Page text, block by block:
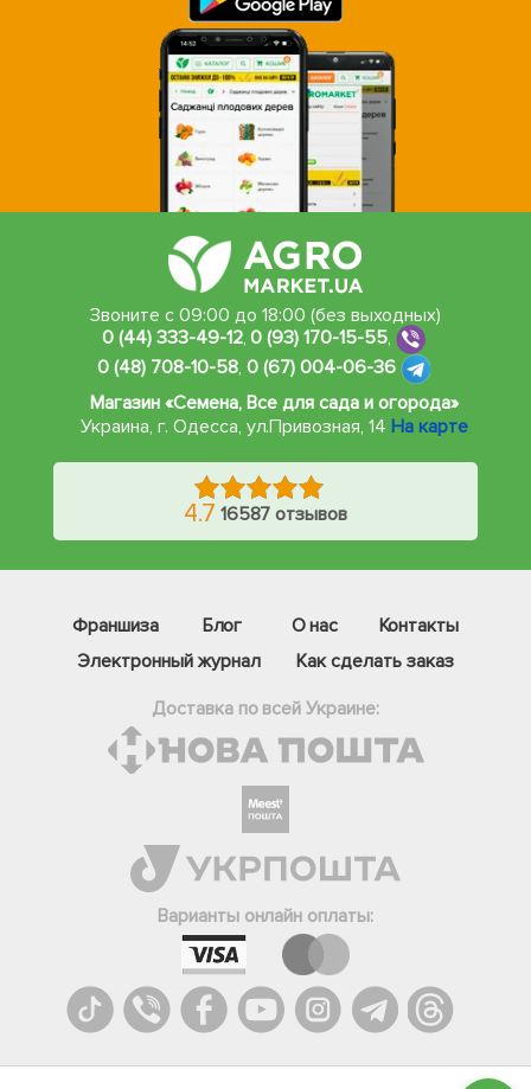
Звоните с 09:00 до 18:00 (без выходных)
0 (44) 333-49-12,0 (93) 170-15-55,
0 (48) 708-10-58, 0 (67) 004-06-36
Магазин «Семена, Все для сада и огорода»
Украина, г. Одесса, ул.Привозная, 14 На карте
4.7 16587 отзывов
Франшиза Блог О нас
Контакты
Электронный журнал
Как сделать заказ
Доставка по всей Украине:
Варианты онлайн оплаты:
Телеграм
Вайбер
Онлайн чат